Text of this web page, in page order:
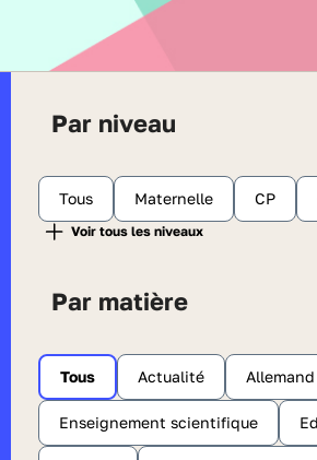
Par niveau
Tous Maternelle CP
Par matière
Tous Actualité Allemand
Enseignement scientifique